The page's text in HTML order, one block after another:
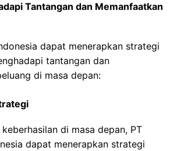
Tantangan dan Memanfaatkan
dapat menerapkan strategi
tantangan dan
di masa depan:
di masa depan, PT
dapat menerapkan strategi